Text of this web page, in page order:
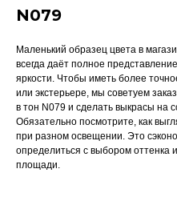
N079
Маленький образец цвета в
всегда даёт полное
яркости. Чтобы иметь более
или экстерьере, мы советуем
в тон N079 и сделать выкрасы на
Обязательно посмотрите, как
при разном освещении. Это
определиться с выбором оттенка
площади.